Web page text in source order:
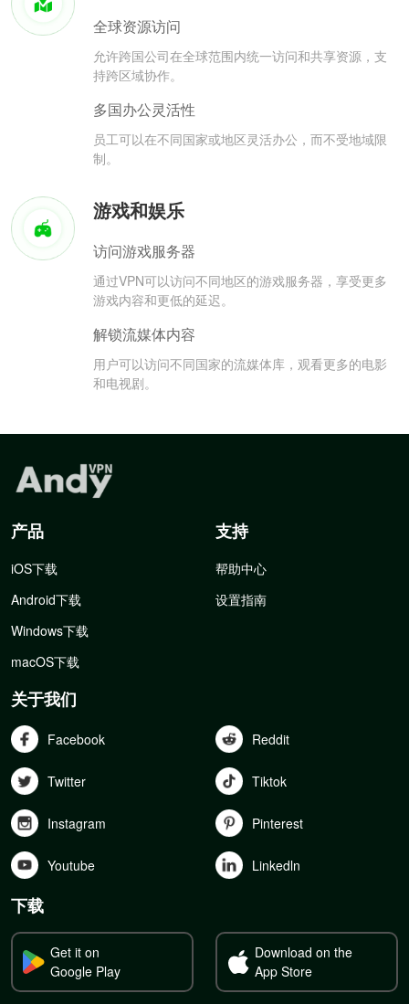
全球资源访问
允许跨国公司在全球范围内统一访问和共享资源，支
持跨区域协作。
多国办公灵活性
员工可以在不同国家或地区灵活办公，而不受地域限
制。
游戏和娱乐
访问游戏服务器
通过VPN可以访问不同地区的游戏服务器，享受更多
游戏内容和更低的延迟。
解锁流媒体内容
用户可以访问不同国家的流媒体库，观看更多的电影
和电视剧。
产品
iOS下载
Android下载
Windows下载
macOS下载
支持
帮助中心
设置指南
关于我们
Facebook Reddit
Twitter Tiktok
Instagram Pinterest
Youtube Linkedln
下载
Get it on
Google Play
Download on the
App Store